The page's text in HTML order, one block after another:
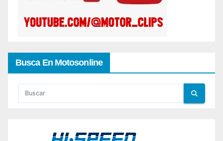
Busca En Motosonline